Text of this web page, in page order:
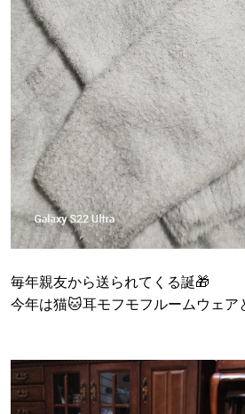
毎年親友から送られてくる誕🎁
今年は猫🐱耳モフモフルームウェ